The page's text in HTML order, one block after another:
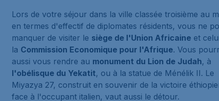
Lors de votre séjour dans la ville classée troisième au
en termes d'effectif de diplomates résidents, vous ne
manquer de visiter le siège de l'Union Africaine et
la Commission Economique pour l'Afrique. Vous
aussi vous rendre au monument du Lion de Judah, à
l'obélisque du Yekatit, ou à la statue de Ménélik II. Le
Miyazya 27, construit en souvenir de la victoire
face à l'occupant italien, vaut aussi le détour.